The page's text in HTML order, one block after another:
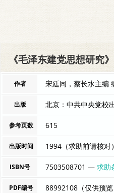
《毛泽东建党思想研究》
作者 宋廷同，蔡长水主编
出版 北京：中共中央党校
参考页数 615
出版时间 1994（求助前请核对）
ISBN号 7503508701 —求助
PDF编号 88992108（仅供预览